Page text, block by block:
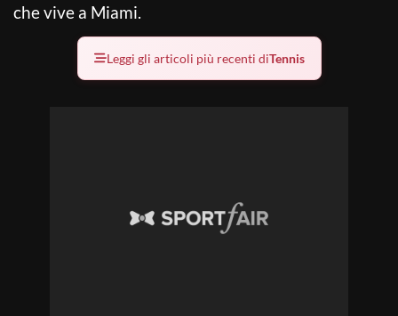
che vive a Miami.
Leggi gli articoli più recenti diTennis